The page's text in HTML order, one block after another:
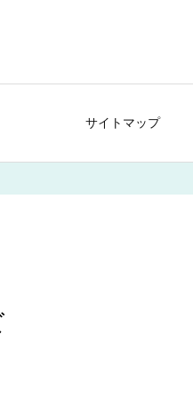
サイトマップ